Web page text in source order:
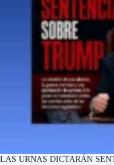
LAS URNAS DICTARÁN